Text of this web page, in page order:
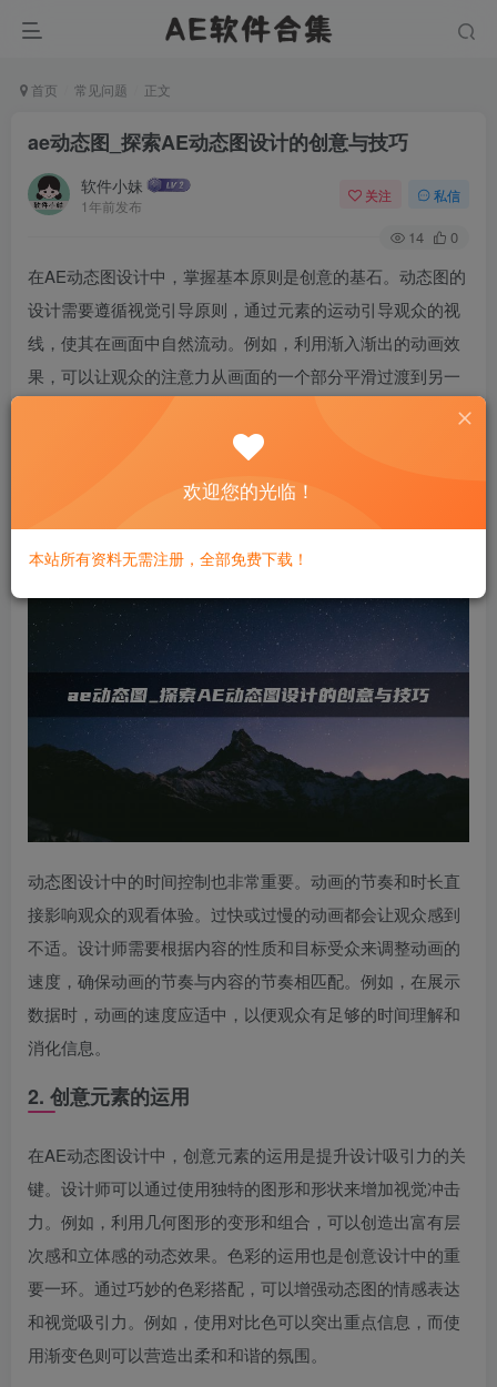
首页 常见问题 正文
ae动态图_探索AE动态图设计的创意与技巧
软件小妹
1年前发布
关注 私信
14 0
在AE动态图设计中，掌握基本原则是创意的基石。动态图的
设计需要遵循视觉引导原则，通过元素的运动引导观众的视
线，使其在画面中自然流动。例如，利用渐入渐出的动画效
果，可以让观众的注意力从画面的一个部分平滑过渡到另一
个部分。保持设计的简洁性也是关键。过于复杂的动画效果
可能会让观众感到混乱，反而降低了信息的传达效率。设计
动态图设计中的时间控制也非常重要。动画的节奏和时长直
接影响观众的观看体验。过快或过慢的动画都会让观众感到
不适。设计师需要根据内容的性质和目标受众来调整动画的
速度，确保动画的节奏与内容的节奏相匹配。例如，在展示
数据时，动画的速度应适中，以便观众有足够的时间理解和
消化信息。
2. 创意元素的运用
在AE动态图设计中，创意元素的运用是提升设计吸引力的关
键。设计师可以通过使用独特的图形和形状来增加视觉冲击
力。例如，利用几何图形的变形和组合，可以创造出富有层
次感和立体感的动态效果。色彩的运用也是创意设计中的重
要一环。通过巧妙的色彩搭配，可以增强动态图的情感表达
和视觉吸引力。例如，使用对比色可以突出重点信息，而使
用渐变色则可以营造出柔和和谐的氛围。
欢迎您的光临！
本站所有资料无需注册，全部免费下载！